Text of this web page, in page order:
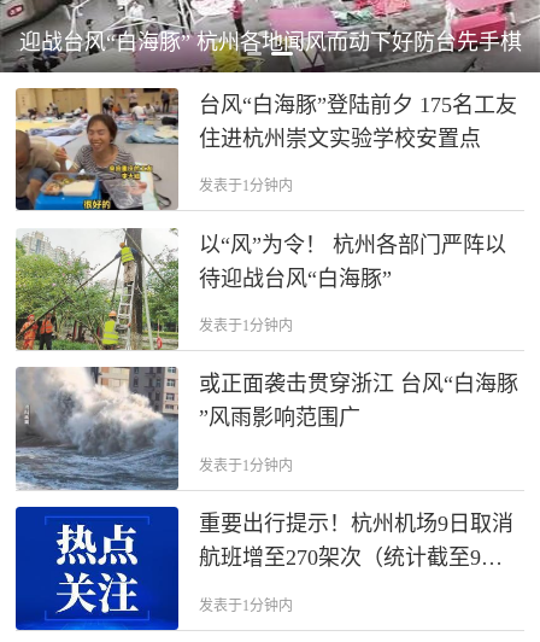
迎战台风“白海豚” 杭州各地闻风而动下好防台先手棋
台风“白海豚”登陆前夕 175名工友
住进杭州崇文实验学校安置点
发表于1分钟内
以“风”为令！ 杭州各部门严阵以
待迎战台风“白海豚”
发表于1分钟内
或正面袭击贯穿浙江 台风“白海豚
”风雨影响范围广
发表于1分钟内
重要出行提示！杭州机场9日取消
航班增至270架次（统计截至9日7
时）
发表于1分钟内